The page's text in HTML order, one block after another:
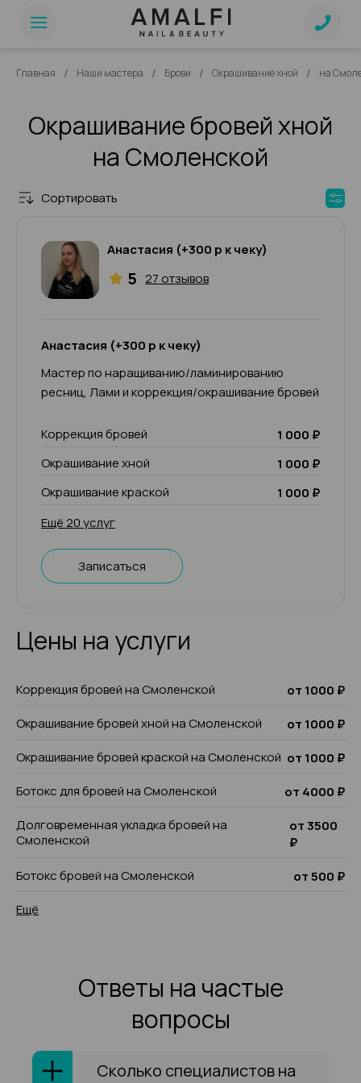
Главная / Наши мастера / Брови / Окрашивание хной / на
Окрашивание бровей хной
на Смоленской
Сортировать
Анастасия (+300 р к чеку)
5 27 отзывов
Анастасия (+300 р к чеку)
Мастер по наращиванию/ламинированию
ресниц, Лами и коррекция/окрашивание бровей
Коррекция бровей
1 000 ₽
Окрашивание хной
1 000 ₽
Окрашивание краской
1 000 ₽
Ещё 20 услуг
Записаться
Цены на услуги
Коррекция бровей на Смоленской
от 1000 ₽
Окрашивание бровей хной на Смоленской
от 1000 ₽
Окрашивание бровей краской на Смоленской от 1000 ₽
Ботокс для бровей на Смоленской
от 4000 ₽
Долговременная укладка бровей на
Смоленской
от 3500
₽
Ботокс бровей на Смоленской
от 500 ₽
Ещё
Ответы на частые
вопросы
Сколько специалистов на